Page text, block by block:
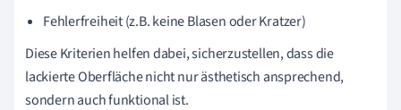
Fehlerfreiheit (z.B. keine Blasen oder Kratzer)
Diese Kriterien helfen dabei, sicherzustellen, dass die
lackierte Oberfläche nicht nur ästhetisch ansprechend,
sondern auch funktional ist.